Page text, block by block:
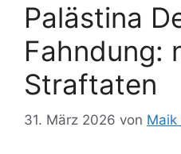
Palästina
Fahndung:
Straftaten
31. März 2026 von Maik